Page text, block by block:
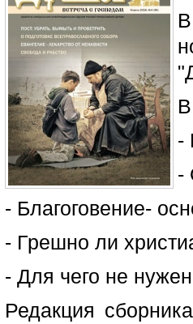
-
-
- Благоговение-
- Грешно ли
- Для чего не
Редакция